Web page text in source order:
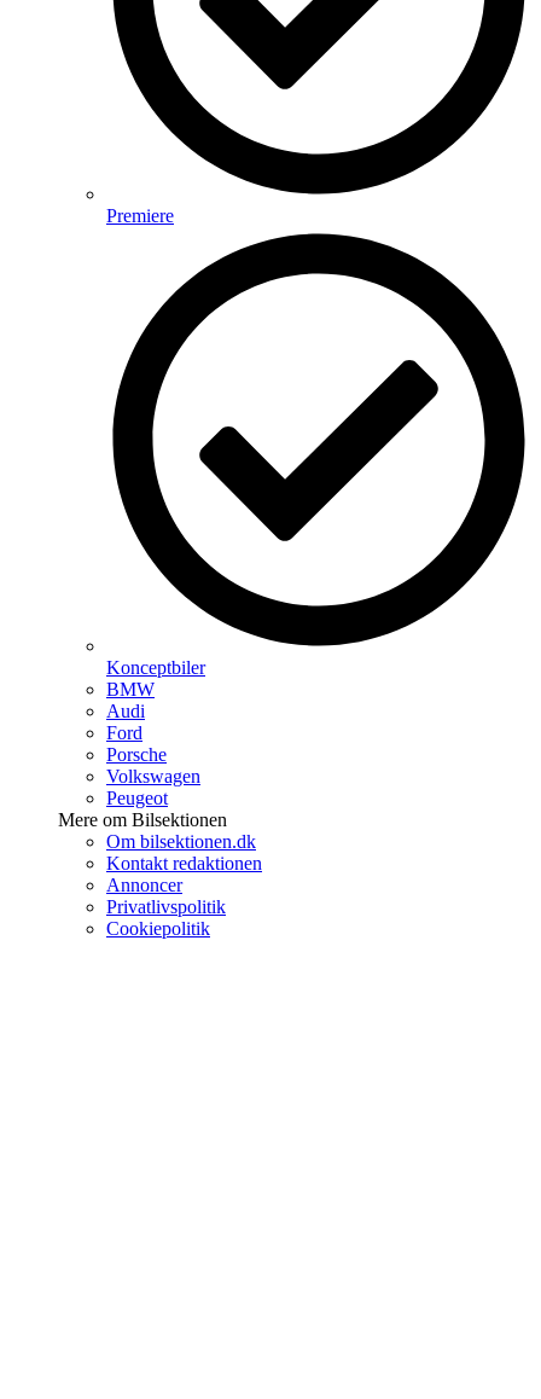
Premiere
Konceptbiler
BMW
Audi
Ford
Porsche
Volkswagen
Peugeot
Mere om Bilsektionen
Om bilsektionen.dk
Kontakt redaktionen
Annoncer
Privatlivspolitik
Cookiepolitik